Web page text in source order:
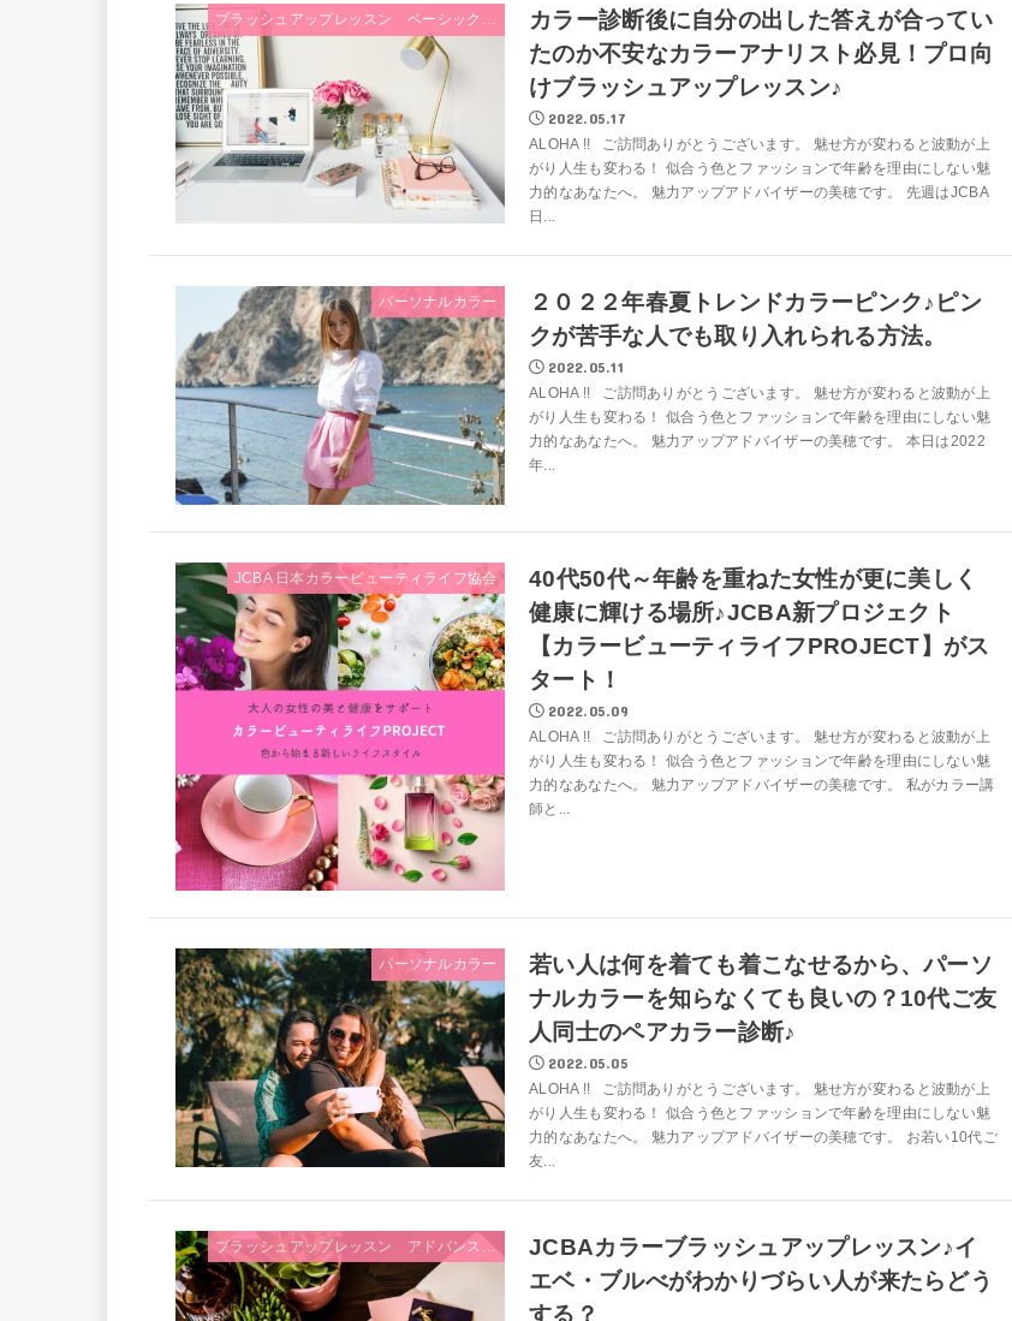
ブラッシュアップレッスン ベーシッククラス
カラー診断後に自分の出した答えが合ってい
たのか不安なカラーアナリスト必見！プロ向
けブラッシュアップレッスン♪
2022.05.17
ALOHA !! ご訪問ありがとうございます。 魅せ方が変わると波動が上
がり人生も変わる！ 似合う色とファッションで年齢を理由にしない魅
力的なあなたへ。 魅力アップアドバイザーの美穂です。 先週はJCBA
日...
パーソナルカラー
２０２２年春夏トレンドカラーピンク♪ピン
クが苦手な人でも取り入れられる方法。
2022.05.11
ALOHA !! ご訪問ありがとうございます。 魅せ方が変わると波動が上
がり人生も変わる！ 似合う色とファッションで年齢を理由にしない魅
力的なあなたへ。 魅力アップアドバイザーの美穂です。 本日は2022
年...
JCBA 日本カラービューティライフ協会
40代50代～年齢を重ねた女性が更に美しく
健康に輝ける場所♪JCBA新プロジェクト
【カラービューティライフPROJECT】がス
タート！
2022.05.09
ALOHA !! ご訪問ありがとうございます。 魅せ方が変わると波動が上
がり人生も変わる！ 似合う色とファッションで年齢を理由にしない魅
力的なあなたへ。 魅力アップアドバイザーの美穂です。 私がカラー講
師と...
パーソナルカラー
若い人は何を着ても着こなせるから、パーソ
ナルカラーを知らなくても良いの？10代ご友
人同士のペアカラー診断♪
2022.05.05
ALOHA !! ご訪問ありがとうございます。 魅せ方が変わると波動が上
がり人生も変わる！ 似合う色とファッションで年齢を理由にしない魅
力的なあなたへ。 魅力アップアドバイザーの美穂です。 お若い10代ご
友...
ブラッシュアップレッスン アドバンス・トレーナークラス
JCBAカラーブラッシュアップレッスン♪イ
エベ・ブルべがわかりづらい人が来たらどう
する？